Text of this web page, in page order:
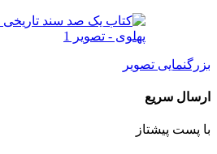
بزرگنمایی تصویر
ارسال سریع
با پست پیشتاز